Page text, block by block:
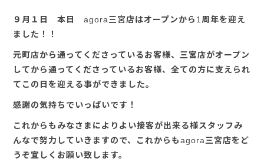
９月１日 本日 agora三宮店はオープンから1周年を迎え
ました！！
元町店から通ってくださっているお客様、三宮店がオープン
してから通ってくださっているお客様、全ての方に支えられ
てこの日を迎える事ができました。
感謝の気持ちでいっぱいです！
これからもみなさまによりよい接客が出来る様スタッフみ
んなで努力していきますので、これからもagora三宮店をど
うぞ宜しくお願い致します。